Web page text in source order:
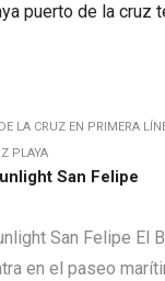
LA CRUZ EN PRIMERA
PLAYA
San Felipe
San Felipe El
en el paseo